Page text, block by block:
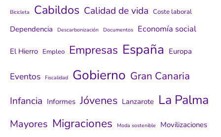
Bicicleta Cabildos Calidad de vida Coste laboral
Dependencia Descarbonización Documentos Economía social
El Hierro Empleo Empresas España Europa
Eventos Fiscalidad Gobierno Gran Canaria
Infancia Informes Jóvenes Lanzarote La Palma
Mayores Migraciones Moda sostenible Movilizaciones